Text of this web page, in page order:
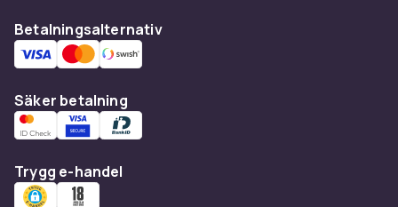
Betalningsalternativ
Säker betalning
Trygg e-handel